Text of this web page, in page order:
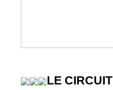
LE CIRCUIT